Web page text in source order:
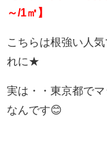
～/1㎡】
こちらは根強い人
れに★
実は・・東京都で
なんです😊